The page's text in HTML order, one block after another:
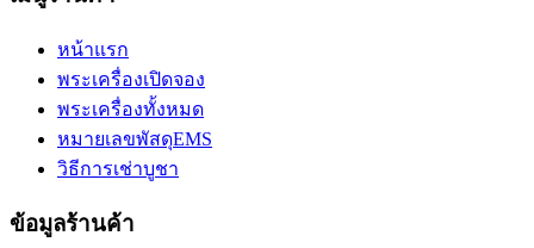
หน้าแรก
พระเครื่องเปิดจอง
พระเครื่องทั้งหมด
หมายเลขพัสดุEMS
วิธีการเช่าบูชา
ข้อมูลร้านค้า